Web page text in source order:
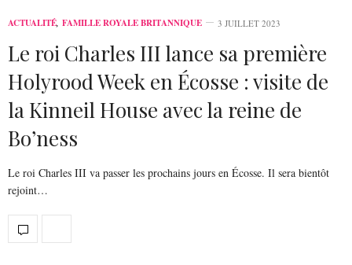
ACTUALITÉ, FAMILLE ROYALE BRITANNIQUE 3 JUILLET 2023
Le roi Charles III lance sa première
Holyrood Week en Écosse : visite de
la Kinneil House avec la reine de
Bo’ness
Le roi Charles III va passer les prochains jours en Écosse. Il sera bientôt
rejoint…